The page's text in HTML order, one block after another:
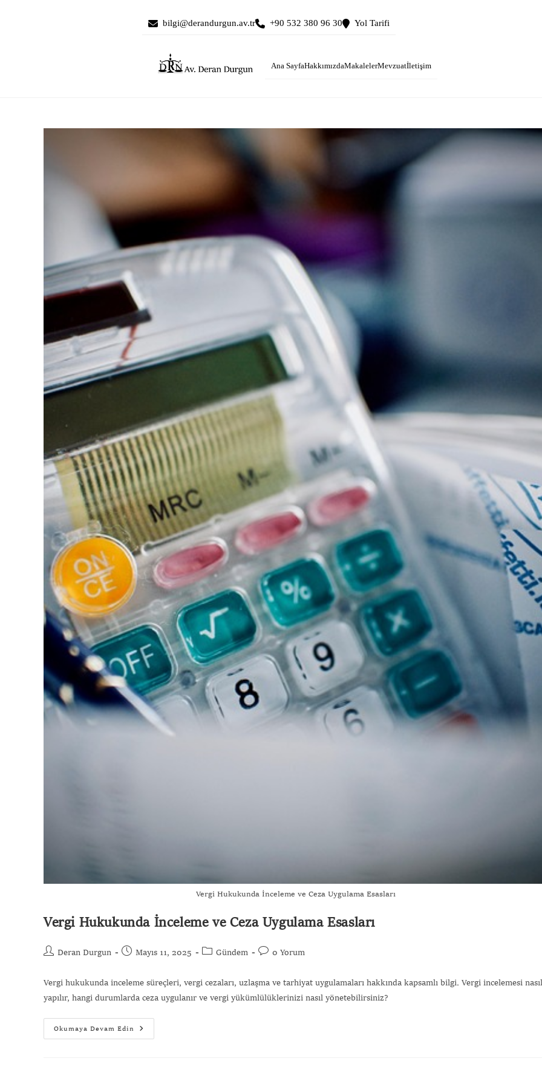
bilgi@derandurgun.av.tr +90 532 380 96 30 Yol Tarifi
Ana SayfaHakkımızdaMakalelerMevzuatİletişim
Vergi Hukukunda İnceleme ve Ceza Uygulama Esasları
Vergi Hukukunda İnceleme ve Ceza Uygulama Esasları
Deran Durgun Mayıs 11, 2025 Gündem 0 Yorum
Vergi hukukunda inceleme süreçleri, vergi cezaları, uzlaşma ve tarhiyat uygulamaları hakkında kapsamlı bilgi. Vergi incelemesi nasıl
yapılır, hangi durumlarda ceza uygulanır ve vergi yükümlülüklerinizi nasıl yönetebilirsiniz?
Okumaya Devam Edin